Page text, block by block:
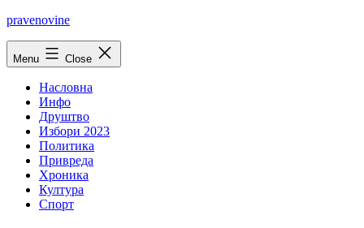
Skip
pravenovine
Menu Close
Насловна
Инфо
Друштво
Избори 2023
Политика
Привреда
Хроника
Култура
Спорт